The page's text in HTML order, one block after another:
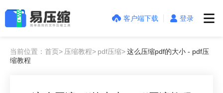
客户端下载 登录
当前位置：首页> 压缩教程> pdf压缩>这么压缩pdf的大小 - pdf压
缩教程